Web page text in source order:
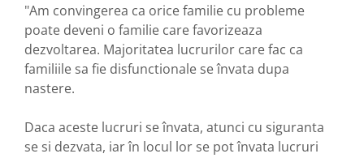
"Am convingerea ca orice familie cu probleme
poate deveni o familie care favorizeaza
dezvoltarea. Majoritatea lucrurilor care fac ca
familiile sa fie disfunctionale se învata dupa
nastere.
Daca aceste lucruri se învata, atunci cu siguranta
se si dezvata, iar în locul lor se pot învata lucruri